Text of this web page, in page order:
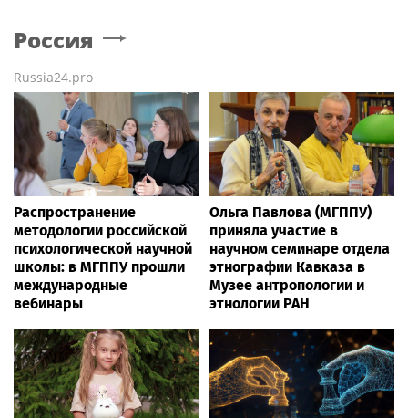
Россия
Russia24.pro
Распространение
методологии российской
психологической научной
школы: в МГППУ прошли
международные
вебинары
Ольга Павлова (МГППУ)
приняла участие в
научном семинаре отдела
этнографии Кавказа в
Музее антропологии и
этнологии РАН